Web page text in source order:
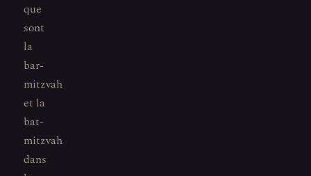
que
sont
la
bar-
mitzvah
et la
bat-
mitzvah
dans